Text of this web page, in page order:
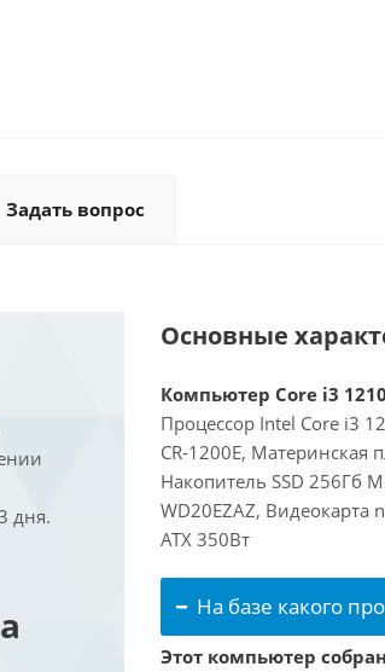
Задать вопрос
дня.
Основные
Компьютер Core i3
Процессор Intel Core i3
CR-1200E, Материнская
Накопитель SSD 256Гб
WD20EZAZ, Видеокарта
ATX 350Вт
На базе какого
Этот компьютер